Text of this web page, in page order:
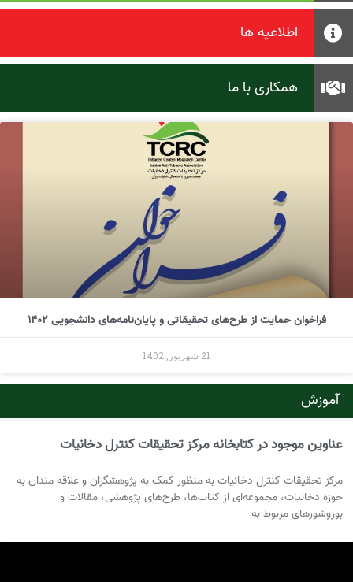
اطلاعیه ها
همکاری با ما
فراخوان حمایت از طرح‌های تحقیقاتی و پایان‌نامه‌های دانشجویی 1402
21 شهریور, 1402
آموزش
عناوین موجود در کتابخانه مرکز تحقیقات کنترل دخانیات
مرکز تحقیقات کنترل دخانیات به منظور کمک به پژوهشگران و علاقه مندان به
حوزه دخانیات، مجموعه‌ای از کتاب‌ها، طرح‌های پژوهشی، مقالات و
بوروشورهای مربوط به